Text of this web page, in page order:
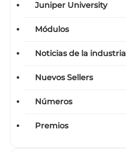
Juniper University
Módulos
Noticias de la industria
Nuevos Sellers
Números
Premios